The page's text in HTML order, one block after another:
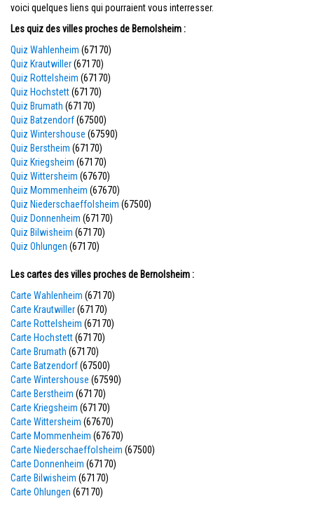
voici quelques liens qui pourraient vous interresser.
Les quiz des villes proches de Bernolsheim :
Quiz Wahlenheim (67170)
Quiz Krautwiller(67170)
Quiz Rottelsheim (67170)
Quiz Hochstett(67170)
Quiz Brumath (67170)
Quiz Batzendorf(67500)
Quiz Wintershouse (67590)
Quiz Berstheim (67170)
Quiz Kriegsheim (67170)
Quiz Wittersheim (67670)
Quiz Mommenheim (67670)
Quiz Niederschaeffolsheim (67500)
Quiz Donnenheim (67170)
Quiz Bilwisheim (67170)
Quiz Ohlungen (67170)
Les cartes des villes proches de Bernolsheim :
Carte Wahlenheim (67170)
Carte Krautwiller(67170)
Carte Rottelsheim (67170)
Carte Hochstett(67170)
Carte Brumath (67170)
Carte Batzendorf(67500)
Carte Wintershouse (67590)
Carte Berstheim (67170)
Carte Kriegsheim (67170)
Carte Wittersheim (67670)
Carte Mommenheim (67670)
Carte Niederschaeffolsheim (67500)
Carte Donnenheim (67170)
Carte Bilwisheim (67170)
Carte Ohlungen (67170)